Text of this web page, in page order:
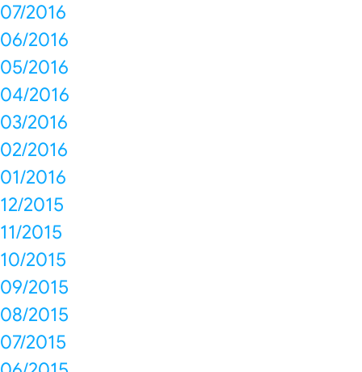
07/2016
06/2016
05/2016
04/2016
03/2016
02/2016
01/2016
12/2015
11/2015
10/2015
09/2015
08/2015
07/2015